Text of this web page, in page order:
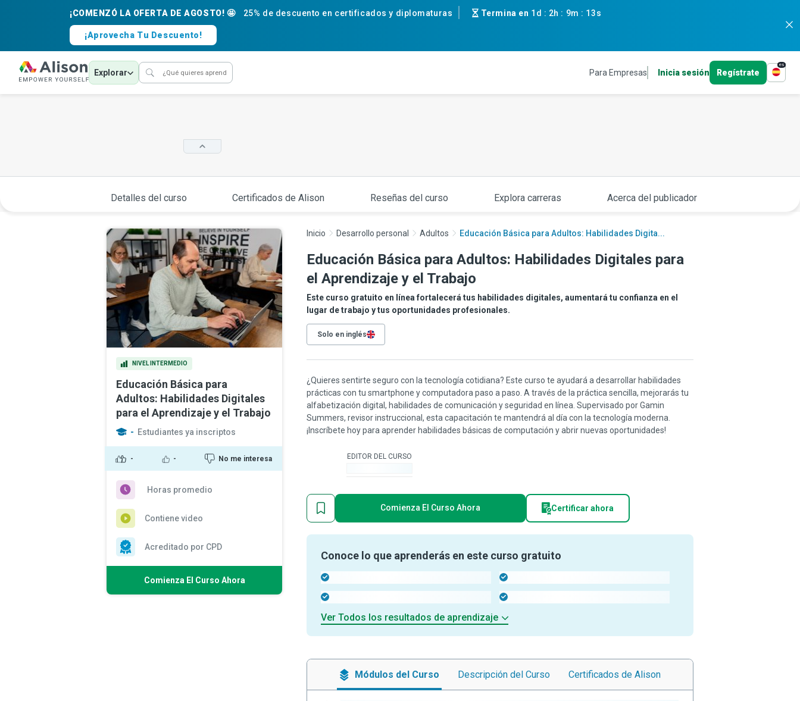
¡COMENZÓ LA OFERTA DE AGOSTO! 🤩 25% de descuento en certificados y diplomaturas Termina en 1d : 2h : 9m : 12s
¡Aprovecha Tu Descuento!
Explorar Para Empresas Inicia sesión Regístrate
es
Detalles del curso Certificados de Alison Reseñas del curso Explora carreras Acerca del publicador
NIVEL INTERMEDIO
Educación Básica para
Adultos: Habilidades Digitales
para el Aprendizaje y el Trabajo
- Estudiantes ya inscriptos
- - No me interesa
Horas promedio
Contiene video
Acreditado por CPD
Comienza El Curso Ahora
Inicio Desarrollo personal Adultos Educación Básica para Adultos: Habilidades Digita...
Educación Básica para Adultos: Habilidades Digitales para
el Aprendizaje y el Trabajo
Este curso gratuito en línea fortalecerá tus habilidades digitales, aumentará tu confianza en el
lugar de trabajo y tus oportunidades profesionales.
Solo en inglés
¿Quieres sentirte seguro con la tecnología cotidiana? Este curso te ayudará a desarrollar habilidades
prácticas con tu smartphone y computadora paso a paso. A través de la práctica sencilla, mejorarás tu
alfabetización digital, habilidades de comunicación y seguridad en línea. Supervisado por Gamin
Summers, revisor instruccional, esta capacitación te mantendrá al día con la tecnología moderna.
¡Inscríbete hoy para aprender habilidades básicas de computación y abrir nuevas oportunidades!
EDITOR DEL CURSO
Comienza El Curso Ahora Certificar ahora
Conoce lo que aprenderás en este curso gratuito
Ver Todos los resultados de aprendizaje
Módulos del Curso Descripción del Curso Certificados de Alison